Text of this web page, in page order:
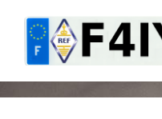
contenu